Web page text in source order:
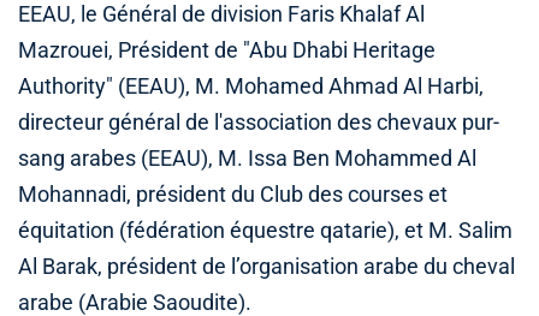
EEAU, le Général de division Faris Khalaf Al
Mazrouei, Président de "Abu Dhabi Heritage
Authority" (EEAU), M. Mohamed Ahmad Al Harbi,
directeur général de l'association des chevaux pur-
sang arabes (EEAU), M. Issa Ben Mohammed Al
Mohannadi, président du Club des courses et
équitation (fédération équestre qatarie), et M. Salim
Al Barak, président de l’organisation arabe du cheval
arabe (Arabie Saoudite).